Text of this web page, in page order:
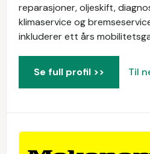
reparasjoner, oljeskift,
klimaservice og
inkluderer ett års
Se full profil >> Til